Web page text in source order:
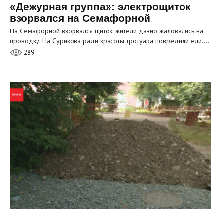
«Дежурная группа»: электрощиток
взорвался на Семафорной
На Семафорной взорвался щиток: жители давно жаловались на
проводку. На Сурикова ради красоты тротуара повредили ели.…
289